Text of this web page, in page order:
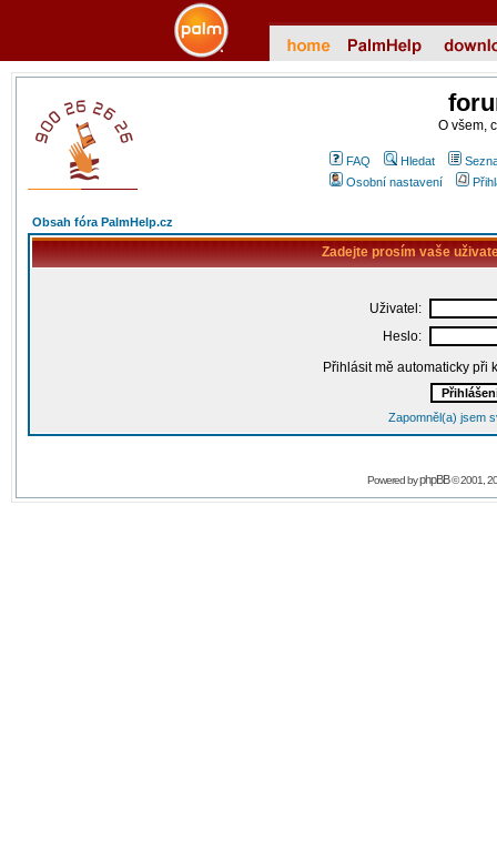
O všem,
FAQ Hledat
Osobní nastavení
Obsah fóra PalmHelp.cz
Zadejte prosím vaše
Uživatel:
Heslo:
Přihlásit mě automaticky při
Zapomněl(a) jsem
Powered byphpBB© 2001,